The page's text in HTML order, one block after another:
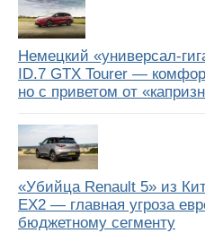
Немецкий «универсал-
ID.7 GTX Tourer —
но с приветом от
«Убийца Renault 5» из
EX2 — главная угроза
бюджетному сегменту